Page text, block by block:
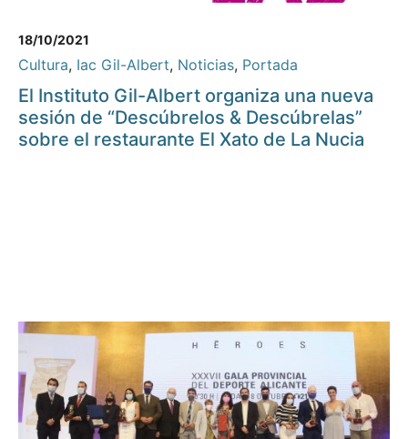
18/10/2021
Cultura, Iac Gil-Albert, Noticias, Portada
El Instituto Gil-Albert organiza una nueva
sesión de “Descúbrelos & Descúbrelas”
sobre el restaurante El Xato de La Nucia